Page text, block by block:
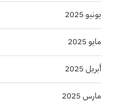
يونيو 2025
مايو 2025
أبريل 2025
مارس 2025